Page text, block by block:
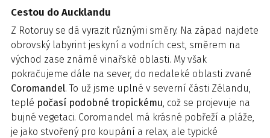
Cestou do Aucklandu
Z Rotoruy se dá vyrazit různými směry. Na západ najdete
obrovský labyrint jeskyní a vodních cest, směrem na
východ zase známé vinařské oblasti. My však
pokračujeme dále na sever, do nedaleké oblasti zvané
Coromandel. To už jsme uplné v severní části Zélandu,
teplé počasí podobné tropickému, což se projevuje na
bujné vegetaci. Coromandel má krásné pobřeží a pláže,
je jako stvořený pro koupání a relax, ale typické